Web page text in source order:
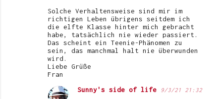
Solche Verhaltensweise sind mir im
richtigen Leben übrigens seitdem ich
die elfte Klasse hinter mich gebracht
habe, tatsächlich nie wieder passiert.
Das scheint ein Teenie-Phänomen zu
sein, das manchmal halt nie überwunden
wird.
Liebe Grüße
Fran
Sunny's side of life
9/3/21 21:32